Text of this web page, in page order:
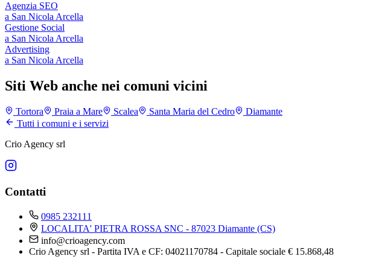
Agenzia SEO
a San Nicola Arcella
Gestione Social
a San Nicola Arcella
Advertising
a San Nicola Arcella
Siti Web anche nei comuni vicini
Tortora Praia a Mare Scalea Santa Maria del Cedro
Diamante
Tutti i comuni e i servizi
Crio Agency srl
Contatti
0985 232111
LOCALITA' PIETRA ROSSA SNC - 87023 Diamante (CS)
info@crioagency.com
Crio Agency srl - Partita IVA e CF: 04021170784 - Capitale sociale € 15.868,48